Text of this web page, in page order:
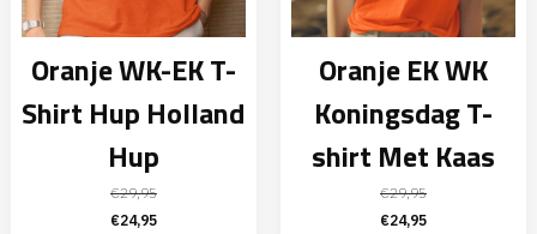
Oranje WK-EK T-
Shirt Hup Holland
Hup
€29,95
Oorspronkelijke
€24,95Huidige
Oranje EK WK
Koningsdag T-
shirt Met Kaas
€29,95
Oorspronkelijke
€24,95Huidige